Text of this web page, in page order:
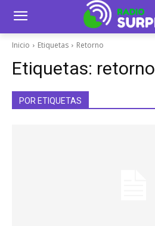
Inicio Etiquetas Retorno
Etiquetas: retorno
POR ETIQUETAS